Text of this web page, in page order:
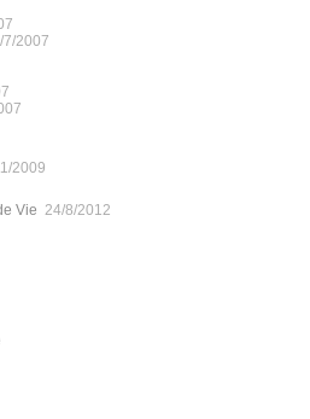
7/2007
2009
Vie 24/8/2012